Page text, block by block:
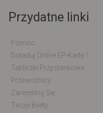
Przydatne linki
Pomoc
Tabliczki Przystankowe
Przewoźnicy
Zarejestruj Się
Twoje Bilety